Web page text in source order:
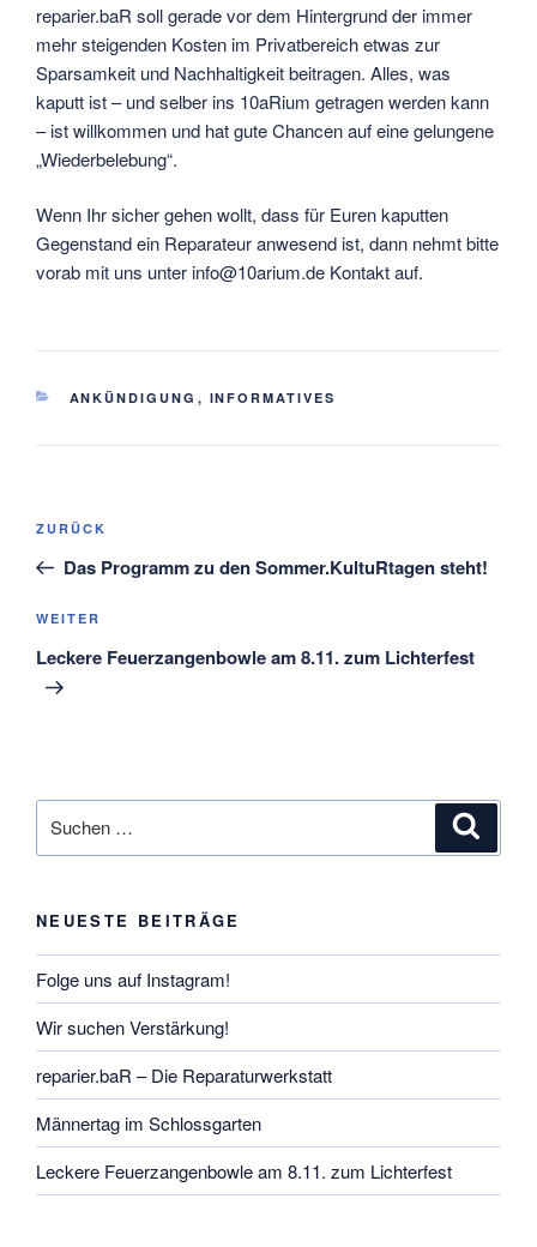
reparier.baR soll gerade vor dem Hintergrund der immer
mehr steigenden Kosten im Privatbereich etwas zur
Sparsamkeit und Nachhaltigkeit beitragen. Alles, was
kaputt ist – und selber ins 10aRium getragen werden kann
– ist willkommen und hat gute Chancen auf eine gelungene
„Wiederbelebung“.
Wenn Ihr sicher gehen wollt, dass für Euren kaputten
Gegenstand ein Reparateur anwesend ist, dann nehmt bitte
vorab mit uns unter info@10arium.de Kontakt auf.
KATEGORIEN
ANKÜNDIGUNG , INFORMATIVES
Beitragsnavigation
Vorheriger
Beitrag
ZURÜCK
Das Programm zu den Sommer.KultuRtagen steht!
Nächster
Beitrag
WEITER
Leckere Feuerzangenbowle am 8.11. zum Lichterfest
nach:
NEUESTE BEITRÄGE
Folge uns auf Instagram!
Wir suchen Verstärkung!
reparier.baR – Die Reparaturwerkstatt
Männertag im Schlossgarten
Leckere Feuerzangenbowle am 8.11. zum Lichterfest